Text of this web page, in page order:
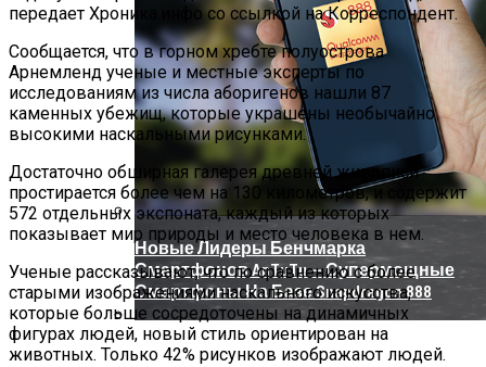
Китай Готовит Путешествие К Луне
Новые Лидеры Бенчмарка
Смартфонов AnTuTu — Супермощные
Смартфоны На Базе Snapdragon 888
передает Хроника.инфо со ссылкой на Корреспондент.
Сообщается, что в горном хребте полуострова
Арнемленд ученые и местные эксперты по
исследованиям из числа аборигенов нашли 87
каменных убежищ, которые украшены необычайно
высокими наскальными рисунками.
Достаточно обширная галерея древней живописи
простирается более чем на 130 километров, и содержит
572 отдельных экспоната, каждый из которых
показывает мир природы и место человека в нем.
Ученые рассказывают, что по сравнению с более
старыми изображениями наскального искусства,
которые больше сосредоточены на динамичных
фигурах людей, новый стиль ориентирован на
животных. Только 42% рисунков изображают людей.